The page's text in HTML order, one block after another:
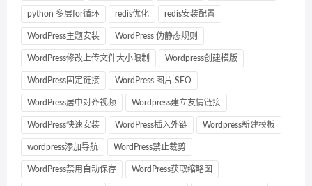
python 多层for循环 redis优化 redis安装配置
WordPress主题安装 WordPress 伪静态规则
WordPress修改上传文件大小限制 Wordpress创建模版
WordPress固定链接 WordPress 图片 SEO
WordPress居中对齐视频 Wordpress建立友情链接
WordPress快速安装 WordPress插入外链 Wordpress新建模板
wordpress添加导航 WordPress禁止裁剪
WordPress禁用自动保存 WordPress获取缩略图